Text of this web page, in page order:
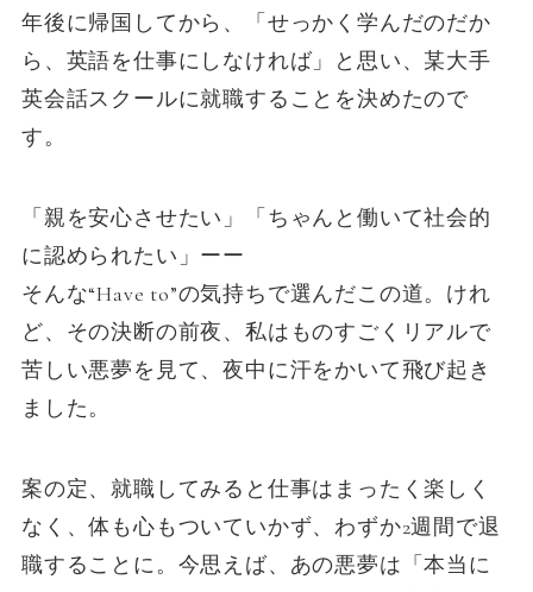
年後に帰国してから、「せっかく学んだのだか
ら、英語を仕事にしなければ」と思い、某大手
英会話スクールに就職することを決めたので
す。
「親を安心させたい」「ちゃんと働いて社会的
に認められたい」ーー
そんな“Have to”の気持ちで選んだこの道。けれ
ど、その決断の前夜、私はものすごくリアルで
苦しい悪夢を見て、夜中に汗をかいて飛び起き
ました。
案の定、就職してみると仕事はまったく楽しく
なく、体も心もついていかず、わずか2週間で退
職することに。今思えば、あの悪夢は「本当に